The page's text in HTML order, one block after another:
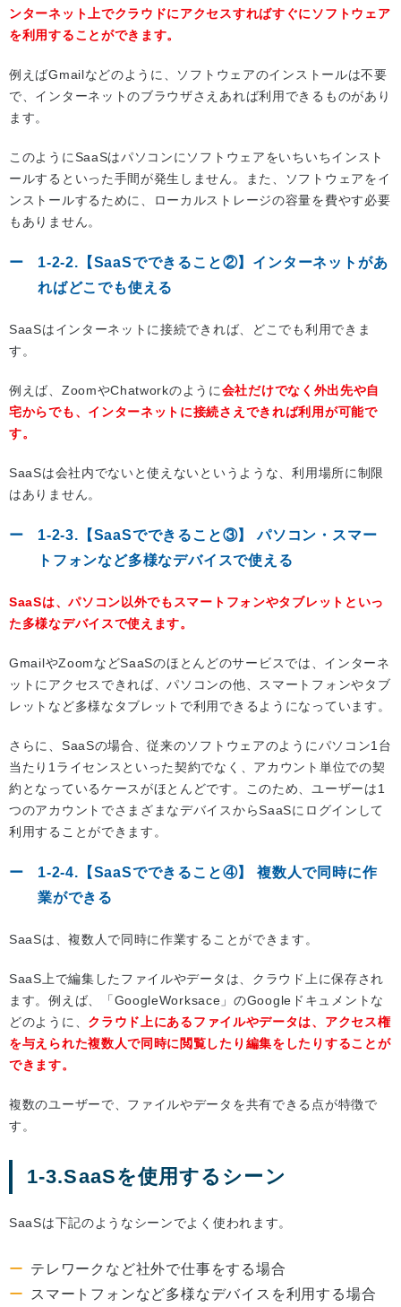
ンターネット上でクラウドにアクセスすればすぐにソフトウェア
を利用することができます。
例えばGmailなどのように、ソフトウェアのインストールは不要
で、インターネットのブラウザさえあれば利用できるものがあり
ます。
このようにSaaSはパソコンにソフトウェアをいちいちインスト
ールするといった手間が発生しません。また、ソフトウェアをイ
ンストールするために、ローカルストレージの容量を費やす必要
もありません。
1-2-2.【SaaSでできること②】インターネットがあ
ればどこでも使える
SaaSはインターネットに接続できれば、どこでも利用できま
す。
例えば、ZoomやChatworkのように会社だけでなく外出先や自
宅からでも、インターネットに接続さえできれば利用が可能で
す。
SaaSは会社内でないと使えないというような、利用場所に制限
はありません。
1-2-3.【SaaSでできること③】 パソコン・スマー
トフォンなど多様なデバイスで使える
SaaSは、パソコン以外でもスマートフォンやタブレットといっ
た多様なデバイスで使えます。
GmailやZoomなどSaaSのほとんどのサービスでは、インターネ
ットにアクセスできれば、パソコンの他、スマートフォンやタブ
レットなど多様なタブレットで利用できるようになっています。
さらに、SaaSの場合、従来のソフトウェアのようにパソコン1台
当たり1ライセンスといった契約でなく、アカウント単位での契
約となっているケースがほとんどです。このため、ユーザーは1
つのアカウントでさまざまなデバイスからSaaSにログインして
利用することができます。
1-2-4.【SaaSでできること④】 複数人で同時に作
業ができる
SaaSは、複数人で同時に作業することができます。
SaaS上で編集したファイルやデータは、クラウド上に保存され
ます。例えば、「GoogleWorksace」のGoogleドキュメントな
どのように、 クラウド上にあるファイルやデータは、アクセス権
を与えられた複数人で同時に閲覧したり編集をしたりすることが
できます。
複数のユーザーで、ファイルやデータを共有できる点が特徴で
す。
1-3.SaaSを使用するシーン
SaaSは下記のようなシーンでよく使われます。
テレワークなど社外で仕事をする場合
スマートフォンなど多様なデバイスを利用する場合